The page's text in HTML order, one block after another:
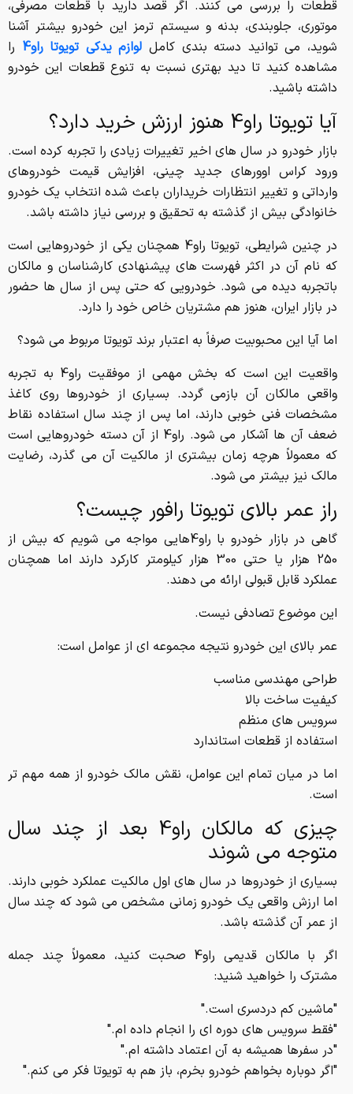
قطعات را بررسی می کنند. اگر قصد دارید با قطعات مصرفی،
موتوری، جلوبندی، بدنه و سیستم ترمز این خودرو بیشتر آشنا
شوید، می توانید دسته بندی کامل لوازم یدکی تویوتا راو4
را
مشاهده کنید تا دید بهتری نسبت به تنوع قطعات این خودرو
داشته باشید.
آیا تویوتا راو4 هنوز ارزش خرید دارد؟
بازار خودرو در سال های اخیر تغییرات زیادی را تجربه کرده است.
ورود کراس اوورهای جدید چینی، افزایش قیمت خودروهای
وارداتی و تغییر انتظارات خریداران باعث شده انتخاب یک خودرو
خانوادگی بیش از گذشته به تحقیق و بررسی نیاز داشته باشد.
در چنین شرایطی، تویوتا راو4 همچنان یکی از خودروهایی است
که نام آن در اکثر فهرست های پیشنهادی کارشناسان و مالکان
باتجربه دیده می شود. خودرویی که حتی پس از سال ها حضور
در بازار ایران، هنوز هم مشتریان خاص خود را دارد.
اما آیا این محبوبیت صرفاً به اعتبار برند تویوتا مربوط می شود؟
واقعیت این است که بخش مهمی از موفقیت راو4 به تجربه
واقعی مالکان آن بازمی گردد. بسیاری از خودروها روی کاغذ
مشخصات فنی خوبی دارند، اما پس از چند سال استفاده نقاط
ضعف آن ها آشکار می شود. راو4 از آن دسته خودروهایی است
که معمولاً هرچه زمان بیشتری از مالکیت آن می گذرد، رضایت
مالک نیز بیشتر می شود.
راز عمر بالای تویوتا رافور چیست؟
گاهی در بازار خودرو با راو4هایی مواجه می شویم که بیش از
250 هزار یا حتی 300 هزار کیلومتر کارکرد دارند اما همچنان
عملکرد قابل قبولی ارائه می دهند.
این موضوع تصادفی نیست.
عمر بالای این خودرو نتیجه مجموعه ای از عوامل است:
طراحی مهندسی مناسب
کیفیت ساخت بالا
سرویس های منظم
استفاده از قطعات استاندارد
اما در میان تمام این عوامل، نقش مالک خودرو از همه مهم تر
است.
چیزی که مالکان راو4 بعد از چند سال
متوجه می شوند
بسیاری از خودروها در سال های اول مالکیت عملکرد خوبی دارند.
اما ارزش واقعی یک خودرو زمانی مشخص می شود که چند سال
از عمر آن گذشته باشد.
اگر با مالکان قدیمی راو4 صحبت کنید، معمولاً چند جمله
مشترک را خواهید شنید:
"ماشین کم دردسری است."
"فقط سرویس های دوره ای را انجام داده ام."
"در سفرها همیشه به آن اعتماد داشته ام."
"اگر دوباره بخواهم خودرو بخرم، باز هم به تویوتا فکر می کنم."